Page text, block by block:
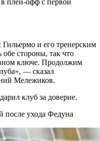
и его тренерским
стороны, так что
ключе. Продолжим
— сказал
Мележиков.
клуб за доверие.
после ухода Федуна